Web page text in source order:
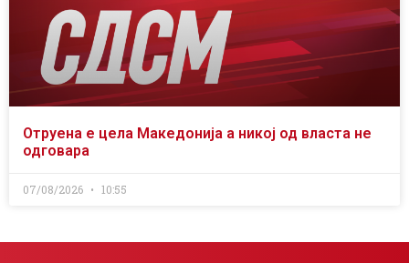
Отруена е цела Македонија а никој од власта не
одговара
07/08/2026 10:55